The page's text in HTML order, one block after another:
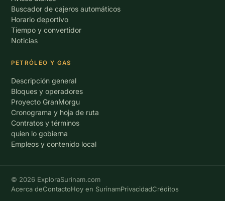
Buscador de cajeros automáticos
Horario deportivo
Tiempo y convertidor
Noticias
PETRÓLEO Y GAS
Descripción general
Bloques y operadores
Proyecto GranMorgu
Cronograma y hoja de ruta
Contratos y términos
quien lo gobierna
Empleos y contenido local
© 2026 ExploraSurinam.com
Acerca deContactoHoy en SurinamPrivacidadCréditos